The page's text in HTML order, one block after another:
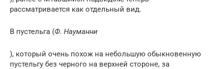
рассматривается как отдельный вид.
В пустельга (Ф. Науманни
), который очень похож на небольшую обыкновенную
пустельгу без черного на верхней стороне, за